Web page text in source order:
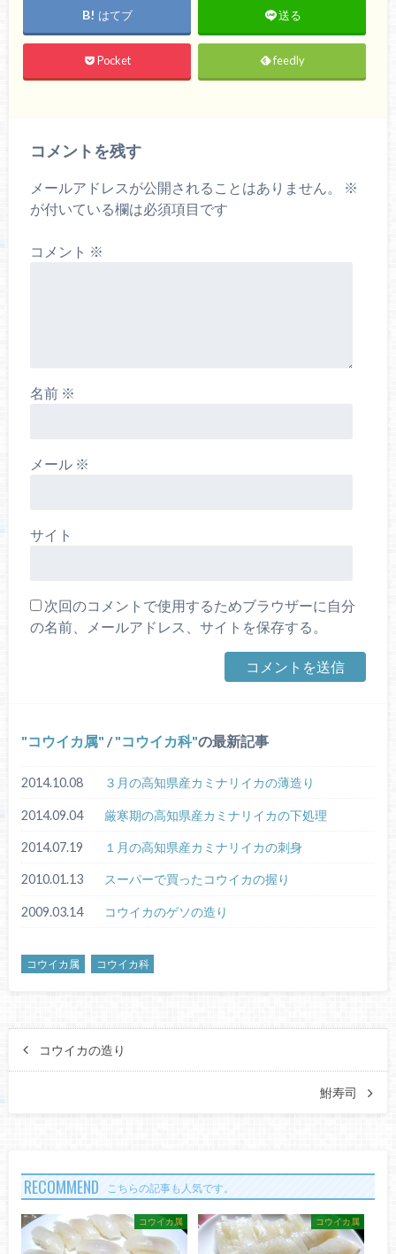
はてブ 送る
Pocket feedly
コメントを残す
メールアドレスが公開されることはありません。
※
が付いている欄は必須項目です
コメント ※
名前 ※
メール ※
サイト
次回のコメントで使用するためブラウザーに自分
の名前、メールアドレス、サイトを保存する。
コウイカ属 / コウイカ科 の最新記事
2014.10.08 ３月の高知県産カミナリイカの薄造り
2014.09.04 厳寒期の高知県産カミナリイカの下処理
2014.07.19 １月の高知県産カミナリイカの刺身
2010.01.13 スーパーで買ったコウイカの握り
2009.03.14 コウイカのゲソの造り
コウイカ属 コウイカ科
コウイカの造り
鮒寿司
RECOMMEND こちらの記事も人気です。
コウイカ属 コウイカ属